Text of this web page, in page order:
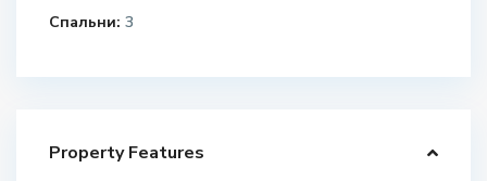
Спальни: 3
Property Features